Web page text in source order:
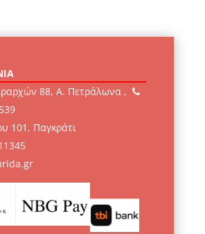
88, Α. Πετράλωνα ,
101, Παγκράτι